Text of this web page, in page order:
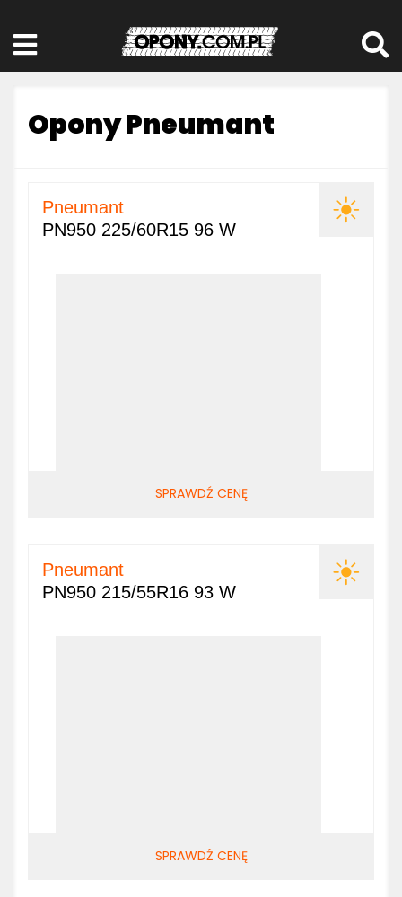
Opony Pneumant
Pneumant
PN950 225/60R15 96 W
SPRAWDŹ CENĘ
Pneumant
PN950 215/55R16 93 W
SPRAWDŹ CENĘ